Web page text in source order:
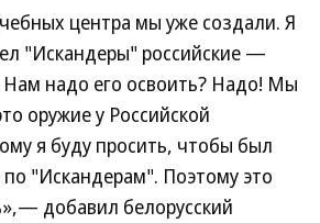
центра мы уже создали. Я
"Искандеры" российские —
надо его освоить? Надо! Мы
оружие у Российской
я буду просить, чтобы был
"Искандерам". Поэтому это
добавил белорусский